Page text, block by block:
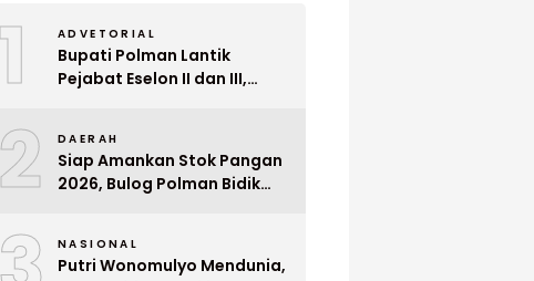
1 ADVETORIAL
Bupati Polman Lantik
Pejabat Eselon II dan III,
2 DAERAH
Siap Amankan Stok Pangan
2026, Bulog Polman Bidik
NASIONAL
Putri Wonomulyo Mendunia,